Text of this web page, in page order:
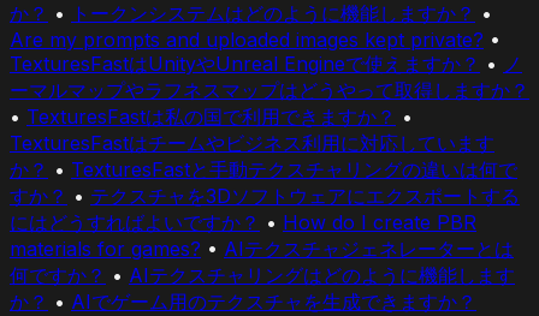
か？ • トークンシステムはどのように機能しますか？ •
Are my prompts and uploaded images kept private? •
TexturesFastはUnityやUnreal Engineで使えますか？ • ノ
ーマルマップやラフネスマップはどうやって取得しますか？
• TexturesFastは私の国で利用できますか？ •
TexturesFastはチームやビジネス利用に対応しています
か？ • TexturesFastと手動テクスチャリングの違いは何で
すか？ • テクスチャを3Dソフトウェアにエクスポートする
にはどうすればよいですか？ • How do I create PBR
materials for games? • AIテクスチャジェネレーターとは
何ですか？ • AIテクスチャリングはどのように機能します
か？ • AIでゲーム用のテクスチャを生成できますか？